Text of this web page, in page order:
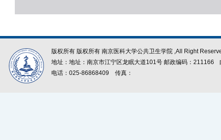
版权所有 版权所有 南京医科大学公共卫生学院 ,All Right
地址：地址：南京市江宁区龙眠大道101号 邮政编码：211166
电话：025-86868409
传真：